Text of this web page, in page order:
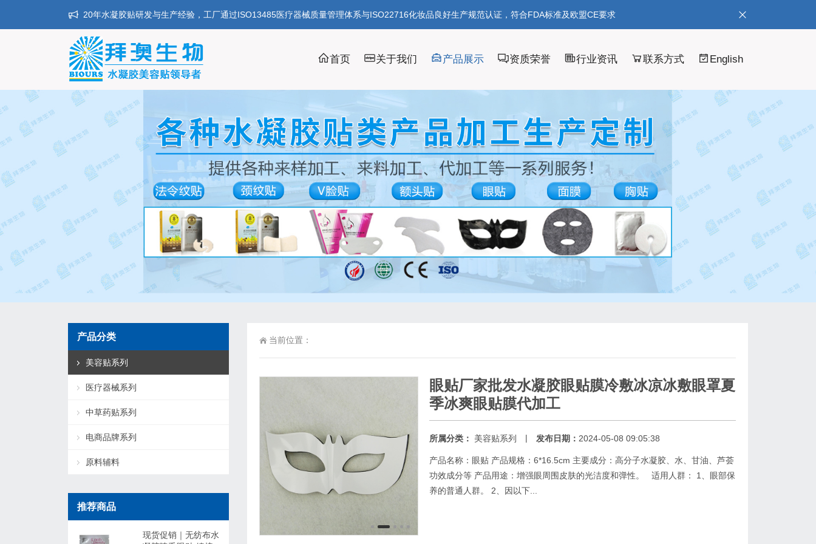
20年水凝胶贴研发与生产经验，工厂通过ISO13485医疗器械质量管理体系与ISO22716化妆品良好生产规范认证，符合FDA标准及欧盟CE要求
首页 关于我们 产品展示 资质荣誉 行业资讯 联系方式 English
当前位置：
眼贴厂家批发水凝胶眼贴膜冷敷冰凉冰敷眼罩夏
季冰爽眼贴膜代加工
所属分类： 美容贴系列 | 发布日期： 2024-05-08 09:05:38
产品名称：眼贴 产品规格：6*16.5cm 主要成分：高分子水凝胶、水、甘油、芦荟
功效成分等 产品用途：增强眼周围皮肤的光洁度和弹性。 适用人群： 1、眼部保
养的普通人群。 2、因以下...
产品分类
美容贴系列
医疗器械系列
中草药贴系列
电商品牌系列
原料辅料
推荐商品
现货促销｜无纺布水